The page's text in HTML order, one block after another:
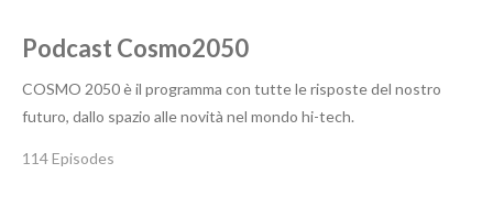
Podcast Cosmo2050
COSMO 2050 è il programma con tutte le risposte del nostro
futuro, dallo spazio alle novità nel mondo hi-tech.
114 Episodes